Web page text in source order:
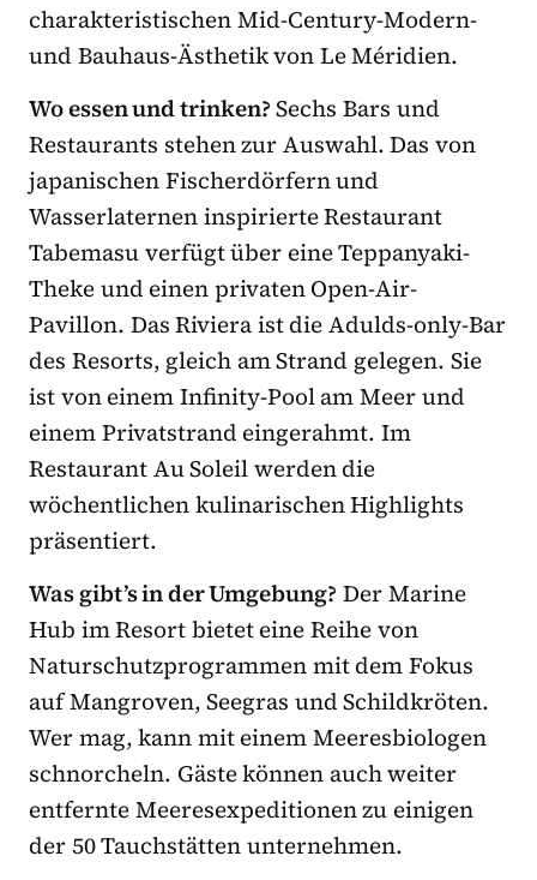
charakteristischen Mid-Century-Modern-
und Bauhaus-Ästhetik von Le Méridien.
Wo essen und trinken?Sechs Bars und
Restaurants stehen zur Auswahl. Das von
japanischen Fischerdörfern und
Wasserlaternen inspirierte Restaurant
Tabemasu verfügt über eine Teppanyaki-
Theke und einen privaten Open-Air-
Pavillon. Das Riviera ist die Adulds-only-Bar
des Resorts, gleich am Strand gelegen. Sie
ist von einem Infinity-Pool am Meer und
einem Privatstrand eingerahmt. Im
Restaurant Au Soleil werden die
wöchentlichen kulinarischen Highlights
präsentiert.
Was gibt’s in der Umgebung? Der Marine
Hub im Resort bietet eine Reihe von
Naturschutzprogrammen mit dem Fokus
auf Mangroven, Seegras und Schildkröten.
Wer mag, kann mit einem Meeresbiologen
schnorcheln. Gäste können auch weiter
entfernte Meeresexpeditionen zu einigen
der 50 Tauchstätten unternehmen.